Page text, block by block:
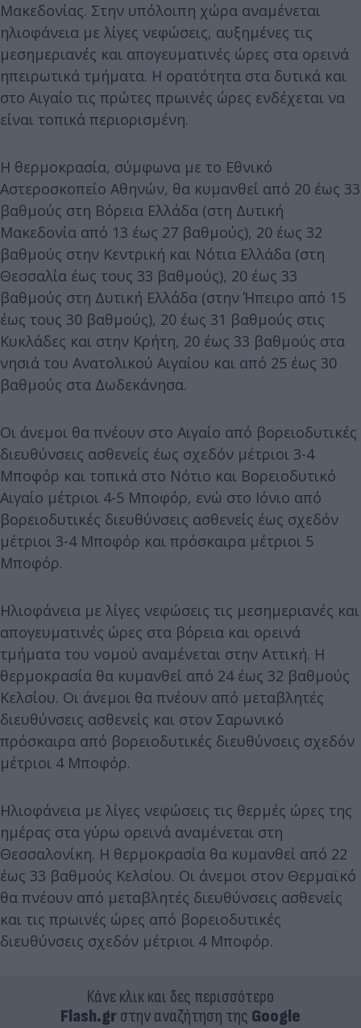
Μακεδονίας. Στην υπόλοιπη χώρα αναμένεται
ηλιοφάνεια με λίγες νεφώσεις, αυξημένες τις
μεσημεριανές και απογευματινές ώρες στα ορεινά
ηπειρωτικά τμήματα. Η ορατότητα στα δυτικά και
στο Αιγαίο τις πρώτες πρωινές ώρες ενδέχεται να
είναι τοπικά περιορισμένη.
Η θερμοκρασία, σύμφωνα με το Εθνικό
Αστεροσκοπείο Αθηνών, θα κυμανθεί από 20 έως 33
βαθμούς στη Βόρεια Ελλάδα (στη Δυτική
Μακεδονία από 13 έως 27 βαθμούς), 20 έως 32
βαθμούς στην Κεντρική και Νότια Ελλάδα (στη
Θεσσαλία έως τους 33 βαθμούς), 20 έως 33
βαθμούς στη Δυτική Ελλάδα (στην Ήπειρο από 15
έως τους 30 βαθμούς), 20 έως 31 βαθμούς στις
Κυκλάδες και στην Κρήτη, 20 έως 33 βαθμούς στα
νησιά του Ανατολικού Αιγαίου και από 25 έως 30
βαθμούς στα Δωδεκάνησα.
Οι άνεμοι θα πνέουν στο Αιγαίο από βορειοδυτικές
διευθύνσεις ασθενείς έως σχεδόν μέτριοι 3-4
Μποφόρ και τοπικά στο Νότιο και Βορειοδυτικό
Αιγαίο μέτριοι 4-5 Μποφόρ, ενώ στο Ιόνιο από
βορειοδυτικές διευθύνσεις ασθενείς έως σχεδόν
μέτριοι 3-4 Μποφόρ και πρόσκαιρα μέτριοι 5
Μποφόρ.
Ηλιοφάνεια με λίγες νεφώσεις τις μεσημεριανές και
απογευματινές ώρες στα βόρεια και ορεινά
τμήματα του νομού αναμένεται στην Αττική. Η
θερμοκρασία θα κυμανθεί από 24 έως 32 βαθμούς
Κελσίου. Οι άνεμοι θα πνέουν από μεταβλητές
διευθύνσεις ασθενείς και στον Σαρωνικό
πρόσκαιρα από βορειοδυτικές διευθύνσεις σχεδόν
μέτριοι 4 Μποφόρ.
Ηλιοφάνεια με λίγες νεφώσεις τις θερμές ώρες της
ημέρας στα γύρω ορεινά αναμένεται στη
Θεσσαλονίκη. Η θερμοκρασία θα κυμανθεί από 22
έως 33 βαθμούς Κελσίου. Οι άνεμοι στον Θερμαϊκό
θα πνέουν από μεταβλητές διευθύνσεις ασθενείς
και τις πρωινές ώρες από βορειοδυτικές
διευθύνσεις σχεδόν μέτριοι 4 Μποφόρ.
Κάνε κλικ και δες περισσότερο
Flash.grστην αναζήτηση της Google